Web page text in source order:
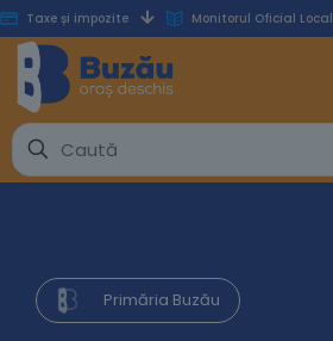
Taxe și impozite Monitorul Oficial Local
Primăria Buzău